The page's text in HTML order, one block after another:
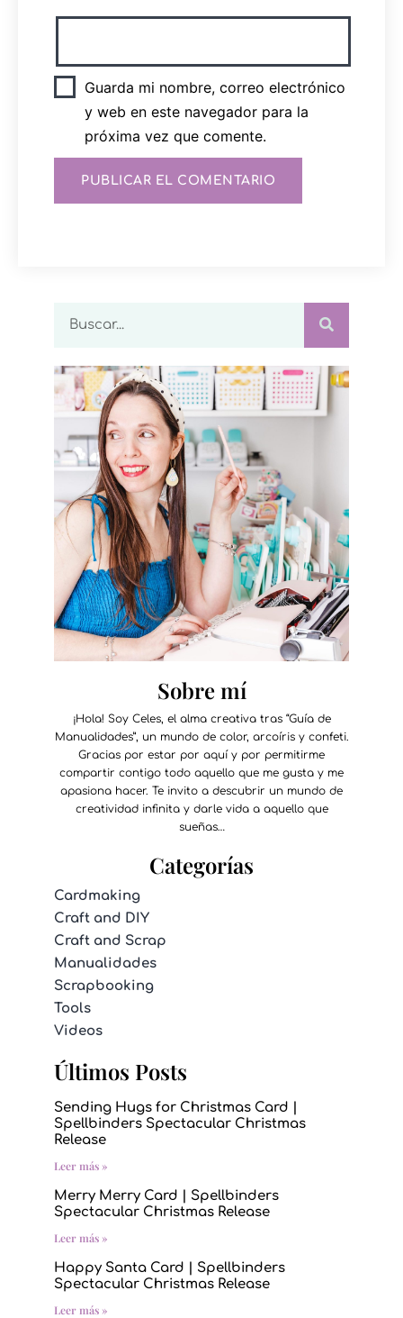
Guarda mi nombre, correo electrónico
y web en este navegador para la
próxima vez que comente.
Sobre mí
¡Hola! Soy Celes, el alma creativa tras “Guía de
Manualidades”, un mundo de color, arcoíris y confeti.
Gracias por estar por aquí y por permitirme
compartir contigo todo aquello que me gusta y me
apasiona hacer. Te invito a descubrir un mundo de
creatividad infinita y darle vida a aquello que
sueñas…
Categorías
Cardmaking
Craft and DIY
Craft and Scrap
Manualidades
Scrapbooking
Tools
Videos
Últimos Posts
Sending Hugs for Christmas Card |
Spellbinders Spectacular Christmas
Release
Leer más »
Merry Merry Card | Spellbinders
Spectacular Christmas Release
Leer más »
Happy Santa Card | Spellbinders
Spectacular Christmas Release
Leer más »